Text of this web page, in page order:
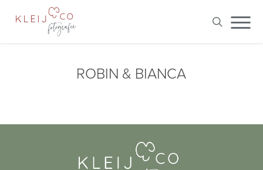
search
ROBIN & BIANCA